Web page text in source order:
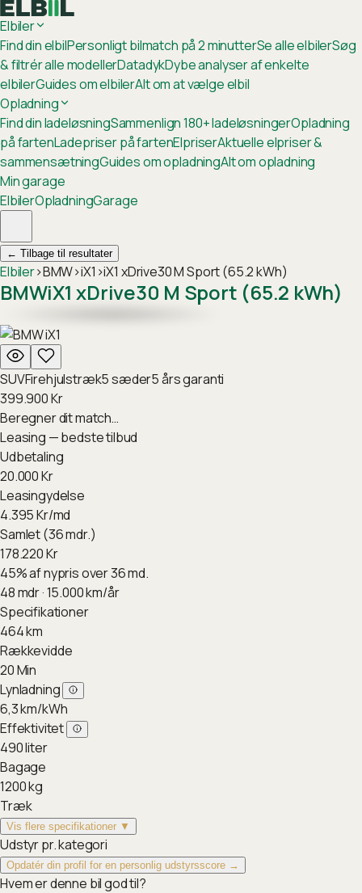
Elbiler
Find din elbilPersonligt bilmatch på 2 minutterSe alle elbilerSøg
& filtrér alle modellerDatadykDybe analyser af enkelte
elbilerGuides om elbilerAlt om at vælge elbil
Opladning
Find din ladeløsningSammenlign 180+ ladeløsningerOpladning
på fartenLadepriser på fartenElpriserAktuelle elpriser &
sammensætningGuides om opladningAlt om opladning
Min garage
ElbilerOpladningGarage
← Tilbage til resultater
Elbiler›BMW›iX1 ›iX1 xDrive30 M Sport (65.2 kWh)
BMWiX1 xDrive30 M Sport (65.2 kWh)
SUVFirehjulstræk5sæder5års garanti
399.900Kr
Beregner dit match…
Leasing — bedste tilbud
Udbetaling
20.000Kr
Leasingydelse
4.395Kr/md
Samlet (36 mdr.)
178.220Kr
45%af nypris over 36 md.
48mdr ·15.000km/år
Specifikationer
464km
Rækkevidde
20Min
Lynladning
6,3km/kWh
Effektivitet
490liter
Bagage
1200kg
Træk
Vis flere specifikationer ▼
Udstyr pr. kategori
Opdatér din profil for en personlig udstyrsscore →
Hvem er denne bil god til?